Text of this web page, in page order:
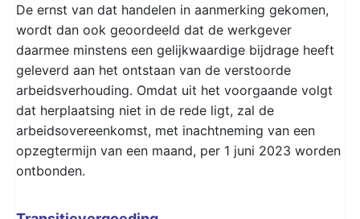
De ernst van dat handelen in aanmerking gekomen,
wordt dan ook geoordeeld dat de werkgever
daarmee minstens een gelijkwaardige bijdrage heeft
geleverd aan het ontstaan van de verstoorde
arbeidsverhouding. Omdat uit het voorgaande volgt
dat herplaatsing niet in de rede ligt, zal de
arbeidsovereenkomst, met inachtneming van een
opzegtermijn van een maand, per 1 juni 2023 worden
ontbonden.